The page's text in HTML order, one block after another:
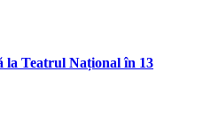
la Teatrul Național în 13